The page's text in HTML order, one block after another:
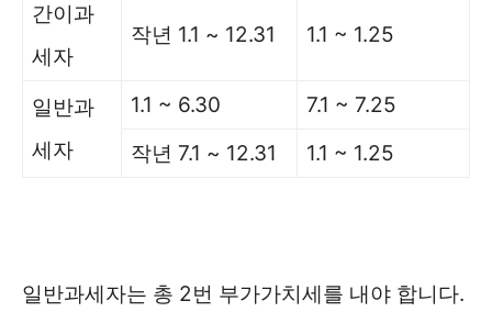
간이과
세자
작년 1.1 ~ 12.31 1.1 ~ 1.25
일반과
세자
1.1 ~ 6.30
7.1 ~ 7.25
작년 7.1 ~ 12.31
1.1 ~ 1.25
일반과세자는 총 2번 부가가치세를 내야 합니다.